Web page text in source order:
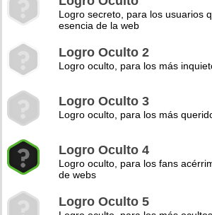
Logro secreto, para los usuarios
esencia de la web
Logro Oculto 2
Logro oculto, para los más
Logro Oculto 3
Logro oculto, para los más
Logro Oculto 4
Logro oculto, para los fans
de webs
Logro Oculto 5